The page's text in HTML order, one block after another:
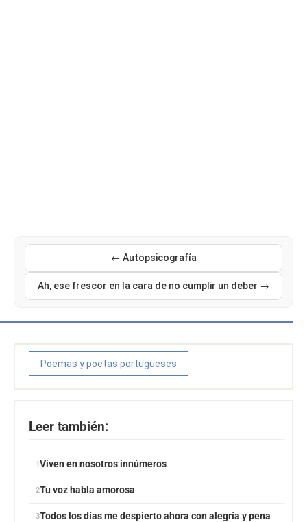
← Autopsicografía
Ah, ese frescor en la cara de no cumplir un deber →
Poemas y poetas portugueses
Leer también:
Viven en nosotros innúmeros
Tu voz habla amorosa
Todos los días me despierto ahora con alegría y pena